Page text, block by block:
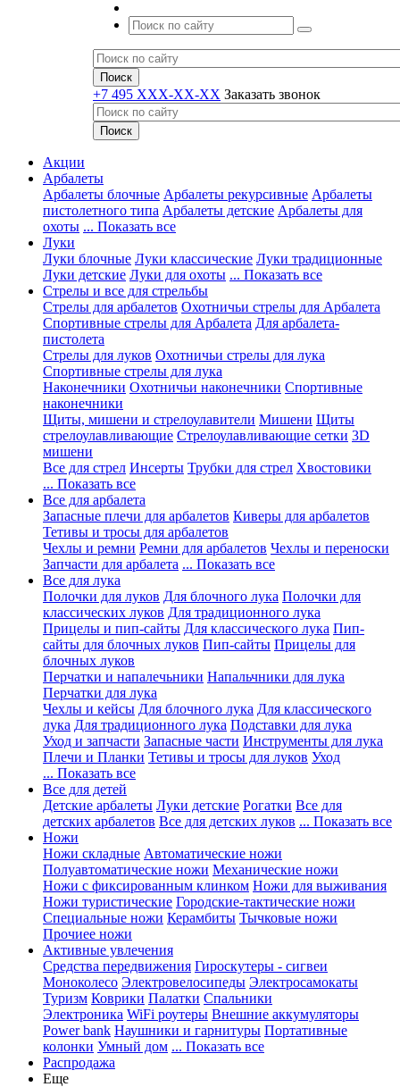
+7 495 XXX-XX-XX Заказать звонок
Акции
Арбалеты
Арбалеты блочные Арбалеты рекурсивные Арбалеты
пистолетного типа Арбалеты детские Арбалеты для
охоты ... Показать все
Луки
Луки блочные Луки классические Луки традиционные
Луки детские Луки для охоты ... Показать все
Стрелы и все для стрельбы
Стрелы для арбалетов Охотничьи стрелы для Арбалета
Спортивные стрелы для Арбалета Для арбалета-
пистолета
Стрелы для луков Охотничьи стрелы для лука
Спортивные стрелы для лука
Наконечники Охотничьи наконечники Спортивные
наконечники
Щиты, мишени и стрелоулавители Мишени Щиты
стрелоулавливающие Стрелоулавливающие сетки 3D
мишени
Все для стрел Инсерты Трубки для стрел Хвостовики
... Показать все
Все для арбалета
Запасные плечи для арбалетов Киверы для арбалетов
Тетивы и тросы для арбалетов
Чехлы и ремни Ремни для арбалетов Чехлы и переноски
Запчасти для арбалета ... Показать все
Все для лука
Полочки для луков Для блочного лука Полочки для
классических луков Для традиционного лука
Прицелы и пип-сайты Для классического лука Пип-
сайты для блочных луков Пип-сайты Прицелы для
блочных луков
Перчатки и напалечьники Напальчники для лука
Перчатки для лука
Чехлы и кейсы Для блочного лука Для классического
лука Для традиционного лука Подставки для лука
Уход и запчасти Запасные части Инструменты для лука
Плечи и Планки Тетивы и тросы для луков Уход
... Показать все
Все для детей
Детские арбалеты Луки детские Рогатки Все для
детских арбалетов Все для детских луков ... Показать все
Ножи
Ножи складные Автоматические ножи
Полуавтоматические ножи Механические ножи
Ножи с фиксированным клинком Ножи для выживания
Ножи туристические Городские-тактические ножи
Специальные ножи Керамбиты Тычковые ножи
Прочиее ножи
Активные увлечения
Средства передвижения Гироскутеры - сигвеи
Моноколесо Электровелосипеды Электросамокаты
Туризм Коврики Палатки Спальники
Электроника WiFi роутеры Внешние аккумуляторы
Power bank Наушники и гарнитуры Портативные
колонки Умный дом ... Показать все
Распродажа
Еще